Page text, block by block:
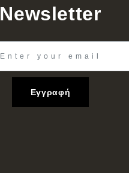
Newsletter
Εγγραφή